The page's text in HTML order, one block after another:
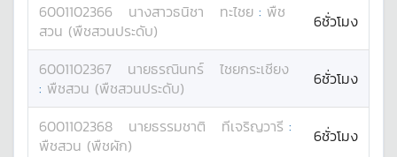
6001102366 นางสาวธนิชา ทะไชย : พืช
สวน (พืชสวนประดับ)
6ชั่วโมง
6001102367 นายธรณินทร์
ไชยกระเชียง
: พืชสวน (พืชสวนประดับ) 6ชั่วโมง
6001102368 นายธรรมชาติ ทีเจริญวารี :
พืชสวน (พืชผัก)
6ชั่วโมง